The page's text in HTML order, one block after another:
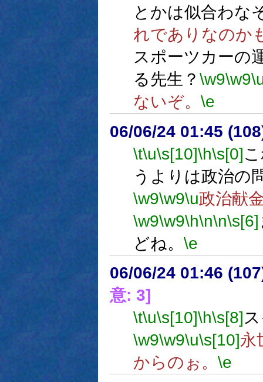
とかは似合わな
れでありなのか
スポーツカーの
る先生？ \w9\w9
ないぞ。 \e
06/06/24 01:45
\t\u\s[10]\h\s[0]
うよりは政治の
\w9\w9\u政治献
\w9\w9\h\n\n\s[6]
どね。 \e
06/06/24 01:46
意: 3]
\t\u\s[10]\h\s[8]
\w9\w9\u\s[10]永
からのぉ。 \e